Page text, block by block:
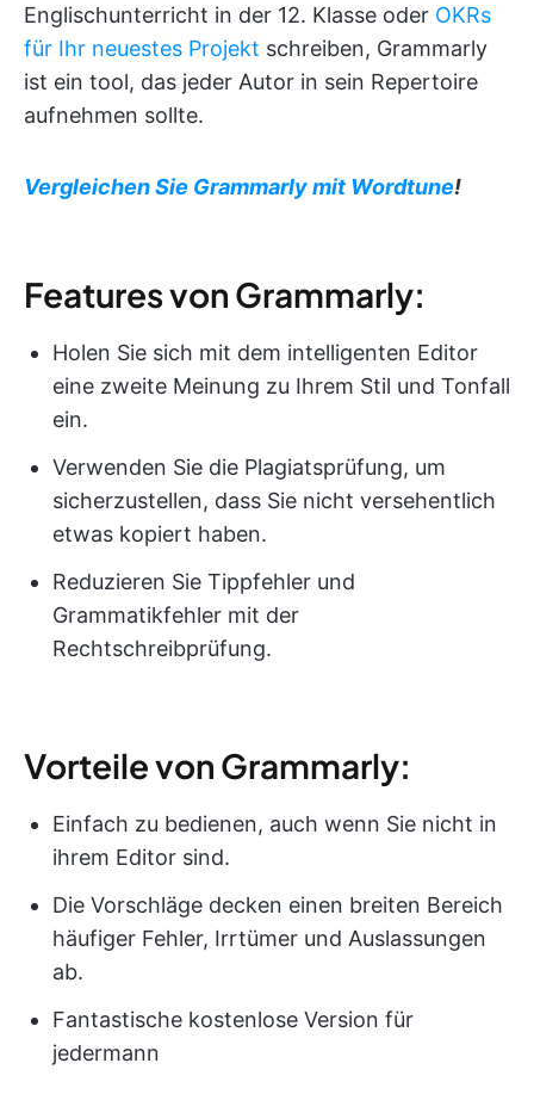
Englischunterricht in der 12. Klasse oder OKRs
für Ihr neuestes Projekt schreiben, Grammarly
ist ein tool, das jeder Autor in sein Repertoire
aufnehmen sollte.
Vergleichen Sie Grammarly mit Wordtune!
Features von Grammarly:
Holen Sie sich mit dem intelligenten Editor
eine zweite Meinung zu Ihrem Stil und Tonfall
ein.
Verwenden Sie die Plagiatsprüfung, um
sicherzustellen, dass Sie nicht versehentlich
etwas kopiert haben.
Reduzieren Sie Tippfehler und
Grammatikfehler mit der
Rechtschreibprüfung.
Vorteile von Grammarly:
Einfach zu bedienen, auch wenn Sie nicht in
ihrem Editor sind.
Die Vorschläge decken einen breiten Bereich
häufiger Fehler, Irrtümer und Auslassungen
ab.
Fantastische kostenlose Version für
jedermann